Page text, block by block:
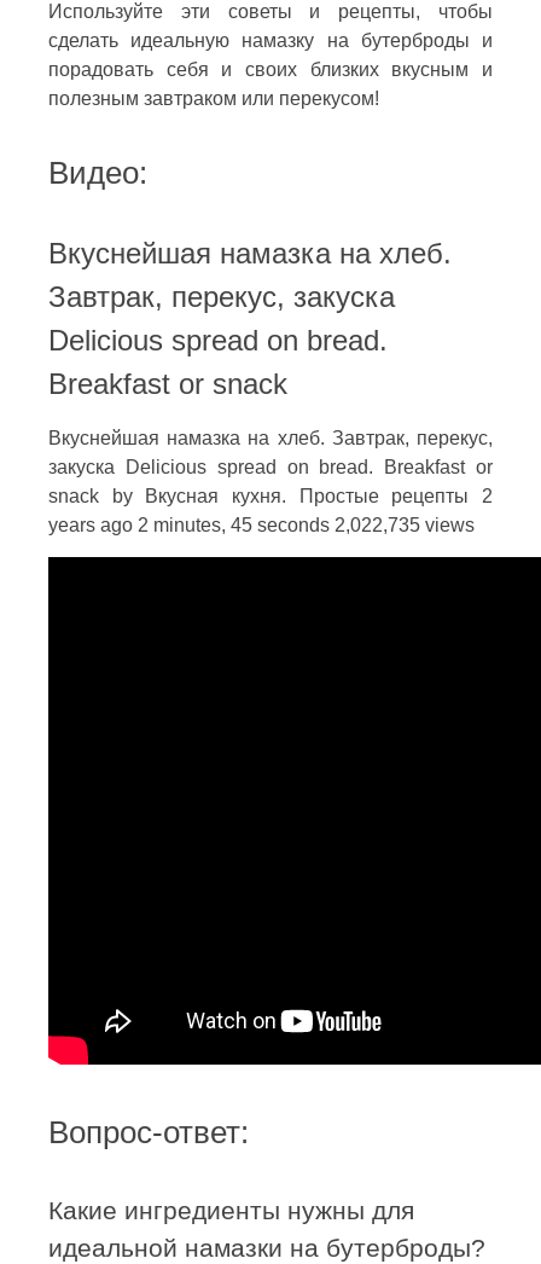
Используйте эти советы и рецепты, чтобы
сделать идеальную намазку на бутерброды и
порадовать себя и своих близких вкусным и
полезным завтраком или перекусом!
Видео:
Вкуснейшая намазка на хлеб.
Завтрак, перекус, закуска
Delicious spread on bread.
Breakfast or snack
Вкуснейшая намазка на хлеб. Завтрак, перекус,
закуска Delicious spread on bread. Breakfast or
snack by Вкусная кухня. Простые рецепты 2
years ago 2 minutes, 45 seconds 2,022,735 views
Вопрос-ответ:
Какие ингредиенты нужны для
идеальной намазки на бутерброды?